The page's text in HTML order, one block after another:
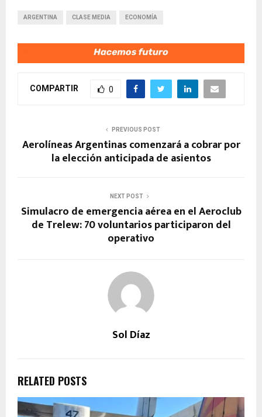
ARGENTINA CLASE MEDIA ECONOMÍA
COMPARTIR 0
PREVIOUS POST
Aerolíneas Argentinas comenzará a cobrar por
la elección anticipada de asientos
NEXT POST
Simulacro de emergencia aérea en el Aeroclub
de Trelew: 70 voluntarios participaron del
operativo
Sol Díaz
RELATED POSTS